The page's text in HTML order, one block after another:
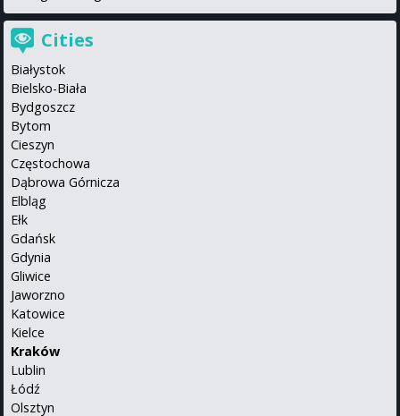
Cities
Białystok
Bielsko-Biała
Bydgoszcz
Bytom
Cieszyn
Częstochowa
Dąbrowa Górnicza
Elbląg
Ełk
Gdańsk
Gdynia
Gliwice
Jaworzno
Katowice
Kielce
Kraków
Lublin
Łódź
Olsztyn